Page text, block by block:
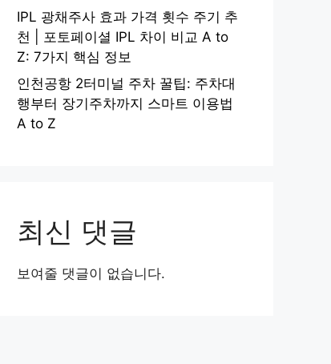
IPL 광채주사 효과 가격 횟수 주기 추
천 | 포토페이셜 IPL 차이 비교 A to
Z: 7가지 핵심 정보
인천공항 2터미널 주차 꿀팁: 주차대
행부터 장기주차까지 스마트 이용법
A to Z
최신 댓글
보여줄 댓글이 없습니다.